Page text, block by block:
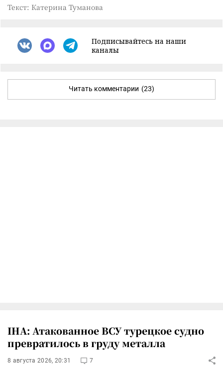
Текст: Катерина Туманова
Подписывайтесь на наши
каналы
Читать комментарии (23)
IHA: Атакованное ВСУ турецкое судно
превратилось в груду металла
8 августа 2026, 20:31 7